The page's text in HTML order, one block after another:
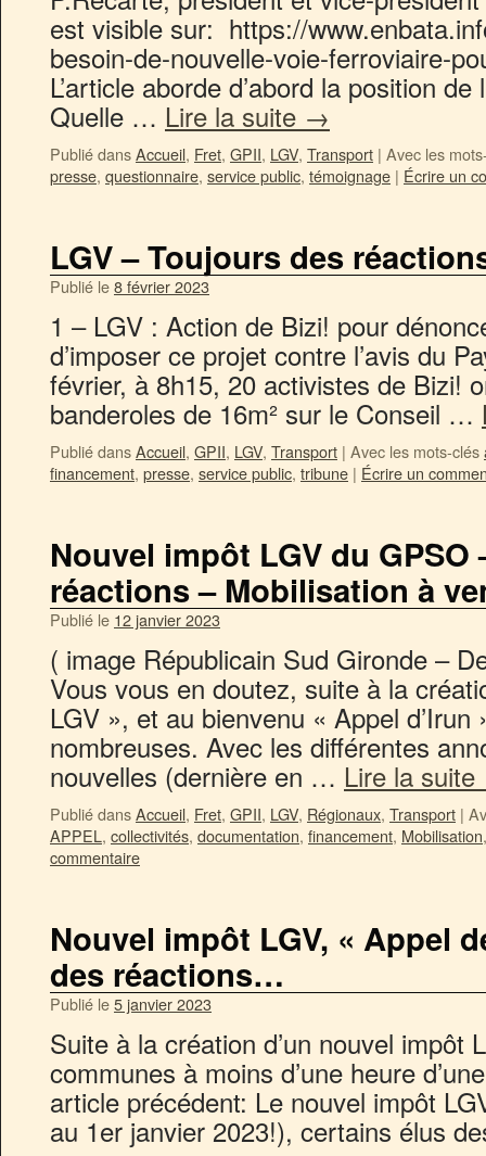
est visible sur: https://
besoin-de-nouvelle-voie-ferroviaire-
L’article aborde d’abord la position
Quelle … Lire la suite →
Publié dansAccueil, Fret, GPII, LGV, Transport | Avec les
presse, questionnaire, service public, témoignage | Écrire un
LGV – Toujours des
Publié le8 février 2023
1 – LGV : Action de Bizi! pour
d’imposer ce projet contre l’avis du
février, à 8h15, 20 activistes de Bizi!
banderoles de 16m² sur le Conseil …
Publié dansAccueil, GPII, LGV, Transport | Avec les mots-clés
financement, presse, service public, tribune | Écrire un
Nouvel impôt LGV du GPSO
réactions – Mobilisation à
Publié le 12 janvier 2023
( image Républicain Sud Gironde –
Vous vous en doutez, suite à la
LGV », et au bienvenu « Appel
nombreuses. Avec les différentes
nouvelles (dernière en … Lire la suite
Publié dansAccueil, Fret, GPII, LGV, Régionaux, Transport |
APPEL, collectivités, documentation, financement, Mobilisation
commentaire
Nouvel impôt LGV, « Appel
des réactions…
Publié le5 janvier 2023
Suite à la création d’un nouvel impôt
communes à moins d’une heure
article précédent: Le nouvel impôt
au 1er janvier 2023!), certains élus